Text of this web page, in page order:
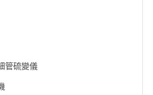
管硫變儀